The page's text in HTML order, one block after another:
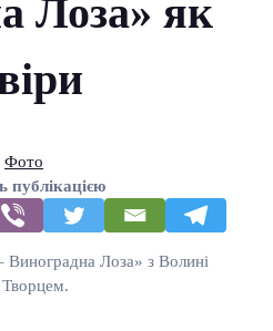
Лоза» як
Фото
публікацією
Лоза» з Волині
Творцем.